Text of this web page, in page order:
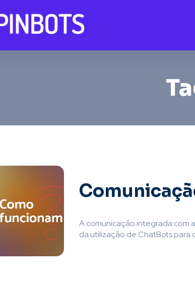
A comunicação integrada com
da utilização de ChatBots para